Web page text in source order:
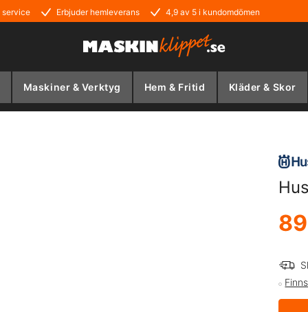
service Erbjuder hemleverans 4,9 av 5 i kundomdömen
Maskiner & Verktyg Hem & Fritid Kläder & Skor